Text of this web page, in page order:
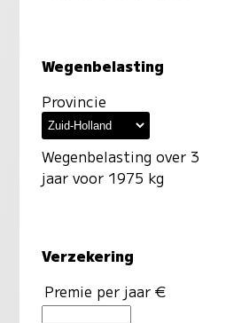
Wegenbelasting
Provincie
Wegenbelasting over 3
jaar voor 1975 kg
Verzekering
Premie per jaar €